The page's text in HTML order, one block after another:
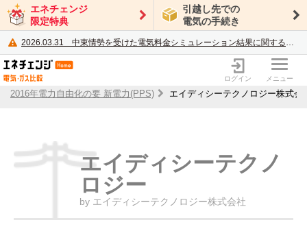
エネチェンジ
限定特典
引越し先での
電気の手続き
2026.03.31 中東情勢を受けた電気料金シミュレーション結果に関するご案内
電力・ガス比較サイト エネチェンジ
ログイン メニュー
2016年電力自由化の要 新電力(PPS) エイディシーテクノロジー株式会
エイディシーテクノ
ロジー
by エイディシーテクノロジー株式会社